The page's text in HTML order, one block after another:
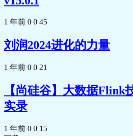
1 年前 0 0 45
刘润2024进化的力量
1 年前 0 0 21
【尚硅谷】大数据Flink
实录
1 年前 0 0 15